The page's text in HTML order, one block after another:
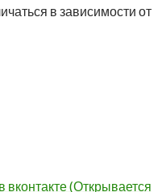
в зависимости от
(Открывается